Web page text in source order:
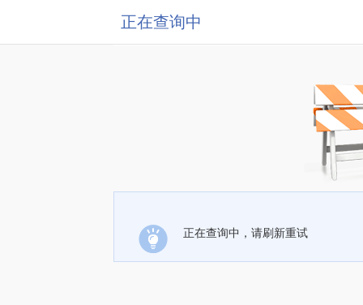
正在查询中
正在查询中，请刷新重试